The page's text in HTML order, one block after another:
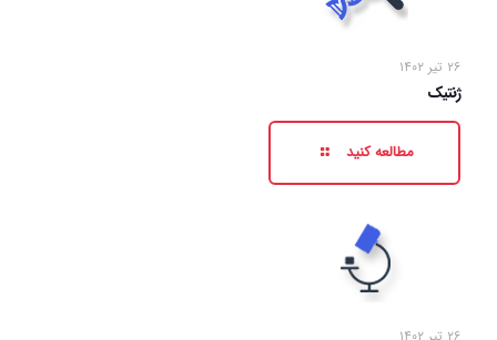
۲۶ تیر ۱۴۰۲
ژنتیک
مطالعه کنید